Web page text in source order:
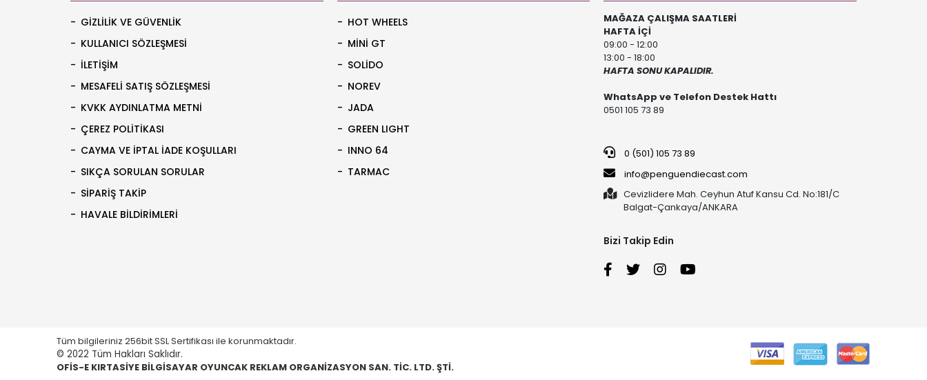
GIZLILIK VE GÜVENLIK
KULLANICI SÖZLEŞMESI
İLETIŞIM
MESAFELI SATIŞ SÖZLEŞMESI
KVKK AYDINLATMA METNI
ÇEREZ POLITIKASI
CAYMA VE İPTAL İADE KOŞULLARI
SIKÇA SORULAN SORULAR
SIPARIŞ TAKIP
HAVALE BILDIRIMLERI
HOT WHEELS
MİNİ GT
SOLİDO
NOREV
JADA
GREEN LIGHT
INNO 64
TARMAC
MAĞAZA ÇALIŞMA SAATLERİ
HAFTA İÇİ
09:00 - 12:00
13:00 - 18:00
HAFTA SONU KAPALIDIR.
WhatsApp ve Telefon Destek Hattı
0501 105 73 89
0 (501) 105 73 89
info@penguendiecast.com
Cevizlidere Mah. Ceyhun Atuf Kansu Cd. No:181/C
Balgat-Çankaya/ANKARA
Bizi Takip Edin
Tüm bilgileriniz 256bit SSL Sertifikası ile korunmaktadır.
© 2022 Tüm Hakları Saklıdır.
OFİS-E KIRTASİYE BİLGİSAYAR OYUNCAK REKLAM ORGANİZASYON SAN. TİC. LTD. ŞTİ.